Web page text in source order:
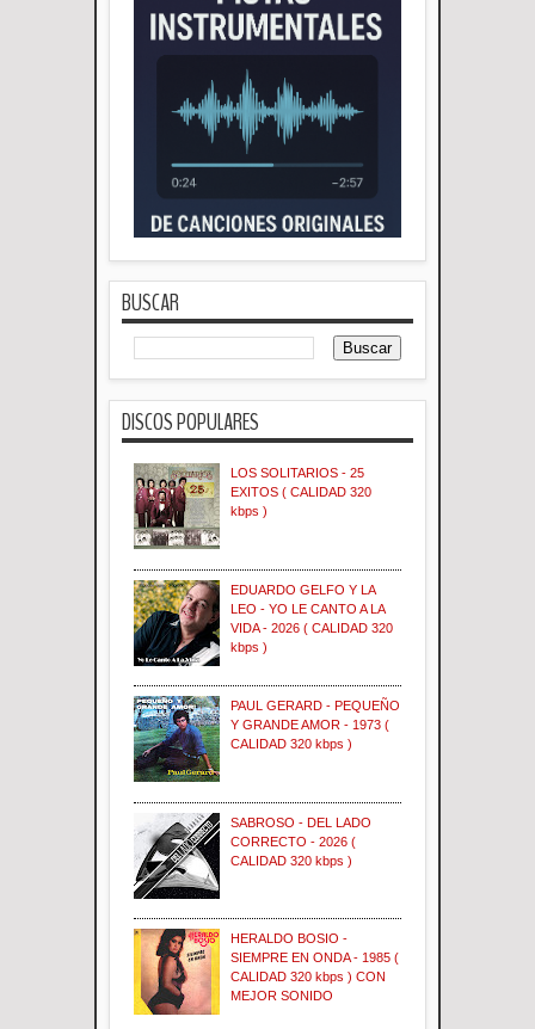
BUSCAR
DISCOS POPULARES
LOS SOLITARIOS - 25
EXITOS ( CALIDAD 320
kbps )
EDUARDO GELFO Y LA
LEO - YO LE CANTO A LA
VIDA - 2026 ( CALIDAD 320
kbps )
PAUL GERARD - PEQUEÑO
Y GRANDE AMOR - 1973 (
CALIDAD 320 kbps )
SABROSO - DEL LADO
CORRECTO - 2026 (
CALIDAD 320 kbps )
HERALDO BOSIO -
SIEMPRE EN ONDA - 1985 (
CALIDAD 320 kbps ) CON
MEJOR SONIDO